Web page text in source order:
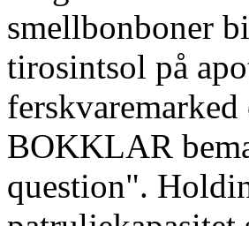
smellbonboner
tirosintsol på
BOKKLAR
question".